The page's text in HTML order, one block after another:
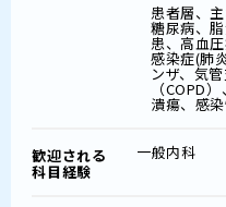
患者層、
糖尿病、
患、高血
感染症(肺
ンザ、気
（COPD
潰瘍、感
歓迎される
科目経験
一般内科